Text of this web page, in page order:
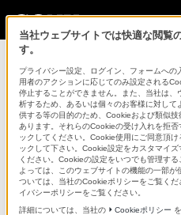
RM-PCM1
本体操作のタッチノイズを防止
リモートコマンダー
RM-PCM1
当社ウェブサイトでは快適な閲覧
す。
プライバシー設定、ログイン、フォームへ
用者のアクションに応じてのみ設定される
停止することができません。また、当社は
析するため、あるいは個々のお客様に対し
供する等の目的のため、Cookieおよび類似
あります。それらのCookieの受け入れを拒
ックしてください。Cookie使用にご同意頂
ックして下さい。Cookie設定をカスタマイ
ください。Cookieの設定をいつでも管理す
よっては、このウェブサイトの機能の一部
ついては、当社のCookieポリシーをご覧く
イバシーポリシーをご覧ください。
詳細については、当社の
Cookieポリシー